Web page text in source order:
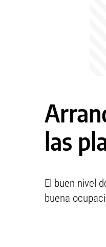
las
El buen nivel
buena